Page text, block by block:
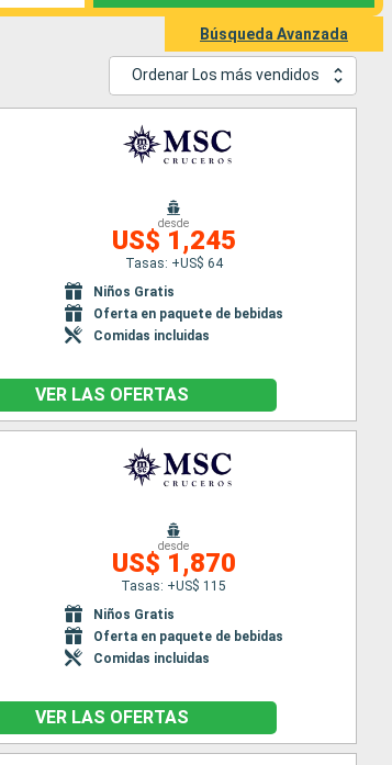
Búsqueda Avanzada
Ordenar Los más vendidos
desde
US$ 1,245
Tasas: +US$ 64
Niños Gratis
Oferta en paquete de bebidas
Comidas incluidas
VER LAS OFERTAS
desde
US$ 1,870
Tasas: +US$ 115
Niños Gratis
Oferta en paquete de bebidas
Comidas incluidas
VER LAS OFERTAS